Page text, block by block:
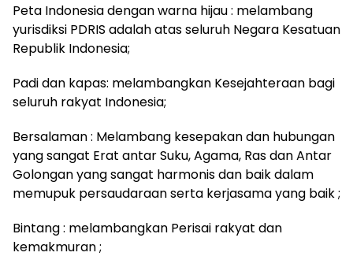
Peta Indonesia dengan warna hijau : melambang
yurisdiksi PDRIS adalah atas seluruh Negara Kesatuan
Republik Indonesia;
Padi dan kapas: melambangkan Kesejahteraan bagi
seluruh rakyat Indonesia;
Bersalaman : Melambang kesepakan dan hubungan
yang sangat Erat antar Suku, Agama, Ras dan Antar
Golongan yang sangat harmonis dan baik dalam
memupuk persaudaraan serta kerjasama yang baik ;
Bintang : melambangkan Perisai rakyat dan
kemakmuran ;